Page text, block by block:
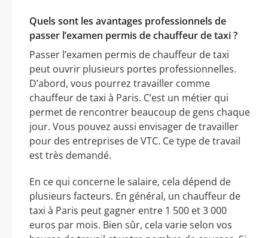
Quels sont les avantages professionnels de
passer l’examen permis de chauffeur de taxi ?
Passer l’examen permis de chauffeur de taxi
peut ouvrir plusieurs portes professionnelles.
D’abord, vous pourrez travailler comme
chauffeur de taxi à Paris. C’est un métier qui
permet de rencontrer beaucoup de gens chaque
jour. Vous pouvez aussi envisager de travailler
pour des entreprises de VTC. Ce type de travail
est très demandé.
En ce qui concerne le salaire, cela dépend de
plusieurs facteurs. En général, un chauffeur de
taxi à Paris peut gagner entre 1 500 et 3 000
euros par mois. Bien sûr, cela varie selon vos